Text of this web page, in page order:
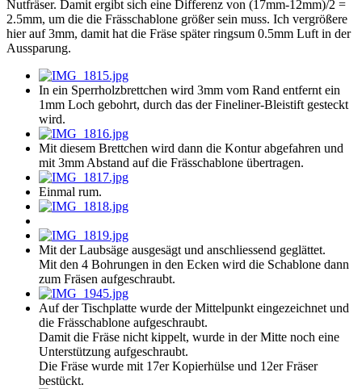
Nutfräser. Damit ergibt sich eine Differenz von (17mm-12mm)/2 =
2.5mm, um die die Frässchablone größer sein muss. Ich vergrößere
hier auf 3mm, damit hat die Fräse später ringsum 0.5mm Luft in der
Aussparung.
In ein Sperrholzbrettchen wird 3mm vom Rand entfernt ein
1mm Loch gebohrt, durch das der Fineliner-Bleistift gesteckt
wird.
Mit diesem Brettchen wird dann die Kontur abgefahren und
mit 3mm Abstand auf die Frässchablone übertragen.
Einmal rum.
Mit der Laubsäge ausgesägt und anschliessend geglättet.
Mit den 4 Bohrungen in den Ecken wird die Schablone dann
zum Fräsen aufgeschraubt.
Auf der Tischplatte wurde der Mittelpunkt eingezeichnet und
die Frässchablone aufgeschraubt.
Damit die Fräse nicht kippelt, wurde in der Mitte noch eine
Unterstützung aufgeschraubt.
Die Fräse wurde mit 17er Kopierhülse und 12er Fräser
bestückt.